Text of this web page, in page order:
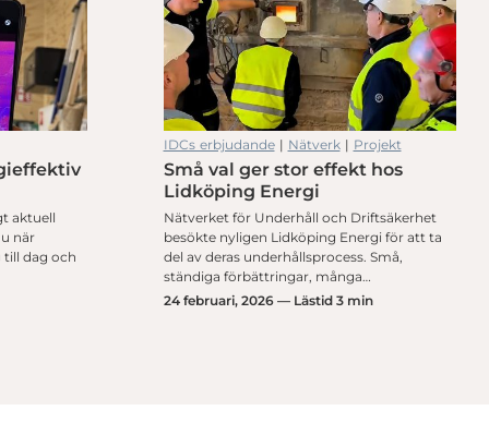
aktuell
när
till dag och
IDCs erbjudande| Nätverk| Projekt
Små val ger stor effekt hos
Lidköping Energi
Nätverket för Underhåll och Driftsäkerhet
besökte nyligen Lidköping Energi för att ta
del av deras underhållsprocess. Små,
ständiga förbättringar, många…
24 februari, 2026 — Lästid 3 min